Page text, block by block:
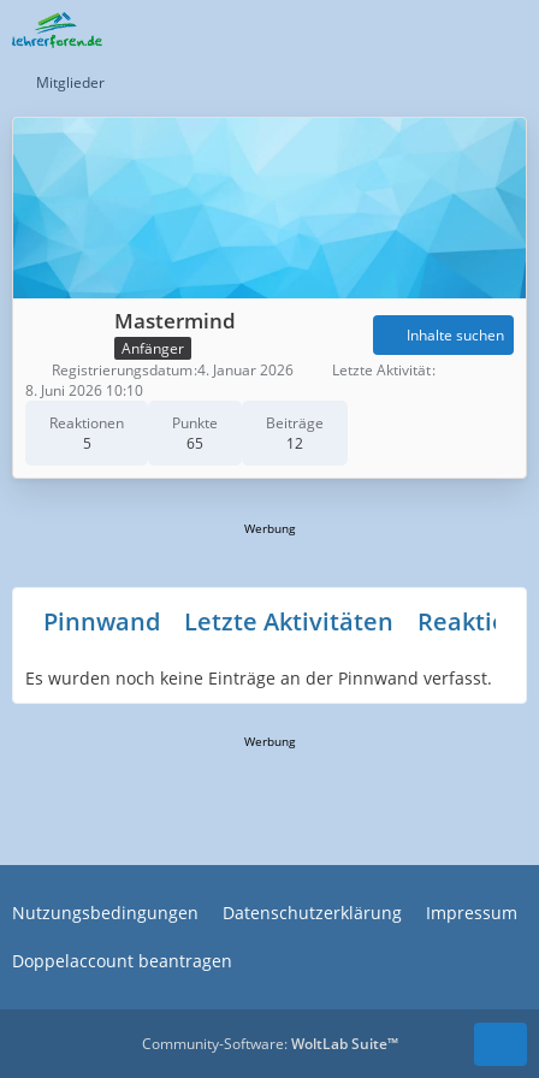
Mitglieder
Mastermind
Anfänger
Reaktionen
5
Punkte
65
Beiträge
12
Inhalte suchen
Registrierungsdatum 4. Januar 2026
Letzte Aktivität
8. Juni 2026 10:10
Werbung
Pinnwand Letzte Aktivitäten
Es wurden noch keine Einträge an der Pinnwand verfasst.
Werbung
Nutzungsbedingungen Datenschutzerklärung Impressum
Doppelaccount beantragen
Community-Software:WoltLab Suite™